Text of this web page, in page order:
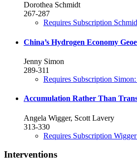
Dorothea Schmidt
267-287
Requires Subscription
China’s Hydrogen Economy
Jenny Simon
289-311
Requires Subscription
Accumulation Rather Than
Angela Wigger, Scott Lavery
313-330
Requires Subscription
Interventions